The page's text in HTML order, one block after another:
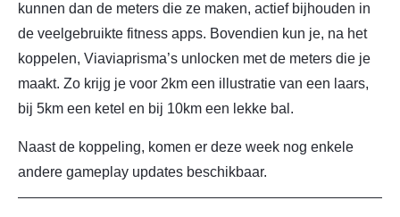
kunnen dan de meters die ze maken, actief bijhouden in
de veelgebruikte fitness apps. Bovendien kun je, na het
koppelen, Viaviaprisma’s unlocken met de meters die je
maakt. Zo krijg je voor 2km een illustratie van een laars,
bij 5km een ketel en bij 10km een lekke bal.
Naast de koppeling, komen er deze week nog enkele
andere gameplay updates beschikbaar.